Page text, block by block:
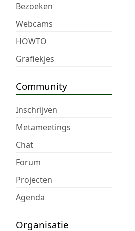
Bezoeken
Webcams
HOWTO
Grafiekjes
Community
Inschrijven
Metameetings
Chat
Forum
Projecten
Agenda
Organisatie